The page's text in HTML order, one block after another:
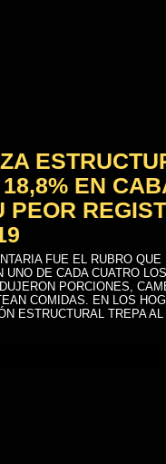
EN
PEOR
FUE EL RUBRO QUE
UNO DE CADA CUATRO
PORCIONES,
COMIDAS. EN LOS
ESTRUCTURAL TREPA AL